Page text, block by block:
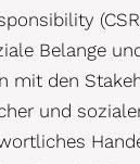
Belange
mit den
und